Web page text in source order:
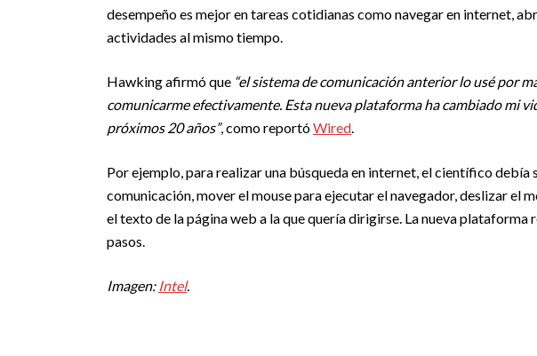
desempeño es mejor en tareas cotidianas como navegar en internet,
actividades al mismo tiempo.
Hawking afirmó que “el sistema de comunicación anterior lo usé por
comunicarme efectivamente. Esta nueva plataforma ha cambiado mi
próximos 20 años”, como reportóWired.
Por ejemplo, para realizar una búsqueda en internet, el científico debía
comunicación, mover el mouse para ejecutar el navegador, deslizar el
el texto de la página web a la que quería dirigirse. La nueva
pasos.
Imagen: Intel.